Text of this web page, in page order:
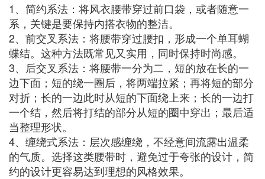
1、简约系法：将风衣腰带穿过前口袋，或者随意一
系，关键是要保持内搭衣物的整洁。
2、前交叉系法：将腰带穿过腰扣，形成一个单耳蝴
蝶结。这种方法既常见又实用，同时保持时尚感。
3、后交叉系法：将腰带一分为二，短的放在长的一
边下面；短的绕一圈后，将两端拉紧；再将短的部分
对折；长的一边此时从短的下面绕上来；长的一边打
一个结，然后将打结的部分从短的圈中穿出；最后适
当整理形状。
4、缠绕式系法：层次感缠绕，不经意间流露出温柔
的气质。选择这类腰带时，避免过于夸张的设计，简
约的设计更容易达到理想的风格效果。